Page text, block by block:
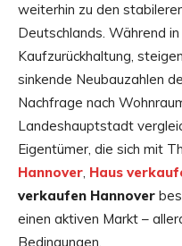
weiterhin zu den
Deutschlands. Während
Kaufzurückhaltung,
sinkende Neubauzahlen
Nachfrage nach
Landeshauptstadt
Eigentümer, die sich mit
Hannover, Haus
verkaufen Hannover
einen aktiven Markt –
Bedingungen.